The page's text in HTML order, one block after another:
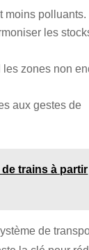
moins polluants.
les
les zones non
aux gestes de
trains à partir
de